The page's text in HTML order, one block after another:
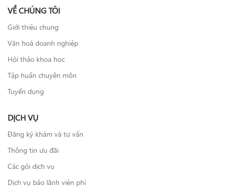
VỀ CHÚNG TÔI
Giới thiệu chung
Văn hoá doanh nghiệp
Hội thảo khoa học
Tập huấn chuyên môn
Tuyển dụng
DỊCH VỤ
Đăng ký khám và tư vấn
Thông tin ưu đãi
Các gói dịch vụ
Dịch vụ bảo lãnh viện phí